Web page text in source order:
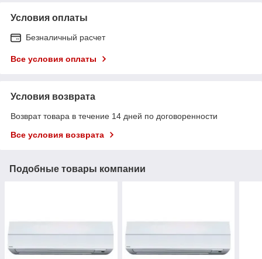
Условия оплаты
Безналичный расчет
Все условия оплаты
Условия возврата
Возврат товара в течение 14 дней по договоренности
Все условия возврата
Подобные товары компании